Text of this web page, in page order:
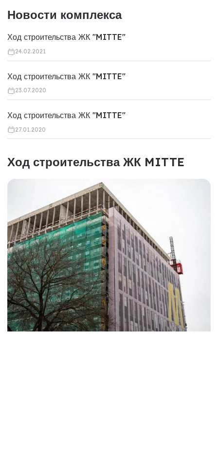
Новости комплекса
Ход строительства ЖК "MITTE"
24.02.2021
Ход строительства ЖК "MITTE"
23.07.2020
Ход строительства ЖК "MITTE"
27.01.2020
Ход строительства ЖК MITTE